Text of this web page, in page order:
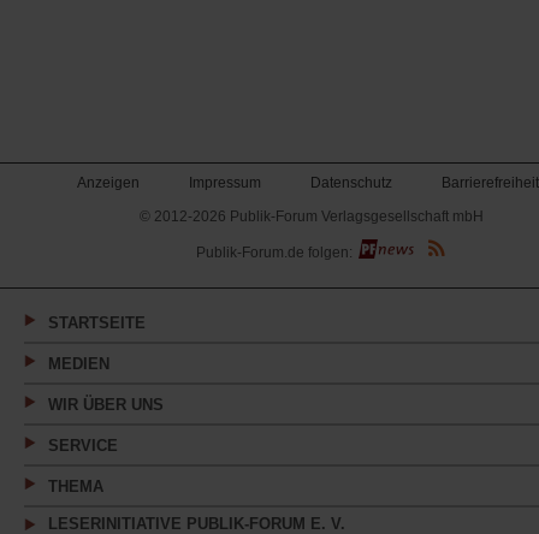
Anzeigen Impressum Datenschutz
Barrierefreiheit
© 2012-2026 Publik-Forum Verlagsgesellschaft mbH
(Öffnet
in
neuen
Publik-Forum.de folgen:
STARTSEITE
MEDIEN
WIR ÜBER UNS
SERVICE
THEMA
LESERINITIATIVE PUBLIK-FORUM E. V.